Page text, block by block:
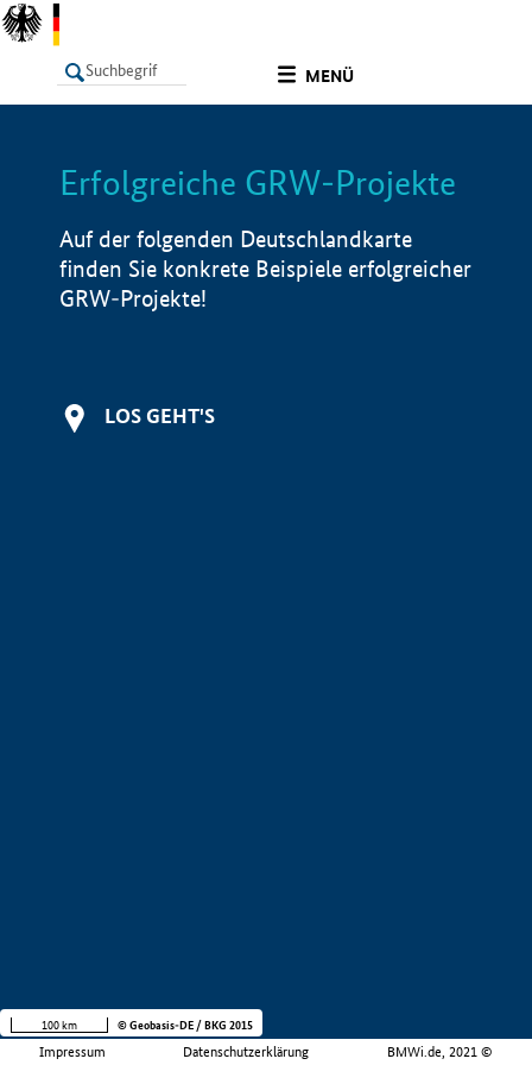
MENÜ
LISTE Info
Erfolgreiche GRW-Projekte
Auf der folgenden Deutschlandkarte
finden Sie konkrete Beispiele erfolgreicher
GRW-Projekte!
LOS GEHT'S
Impressum Datenschutzerklärung BMWi.de, 2021 ©
100 km © Geobasis-DE / BKG 2015